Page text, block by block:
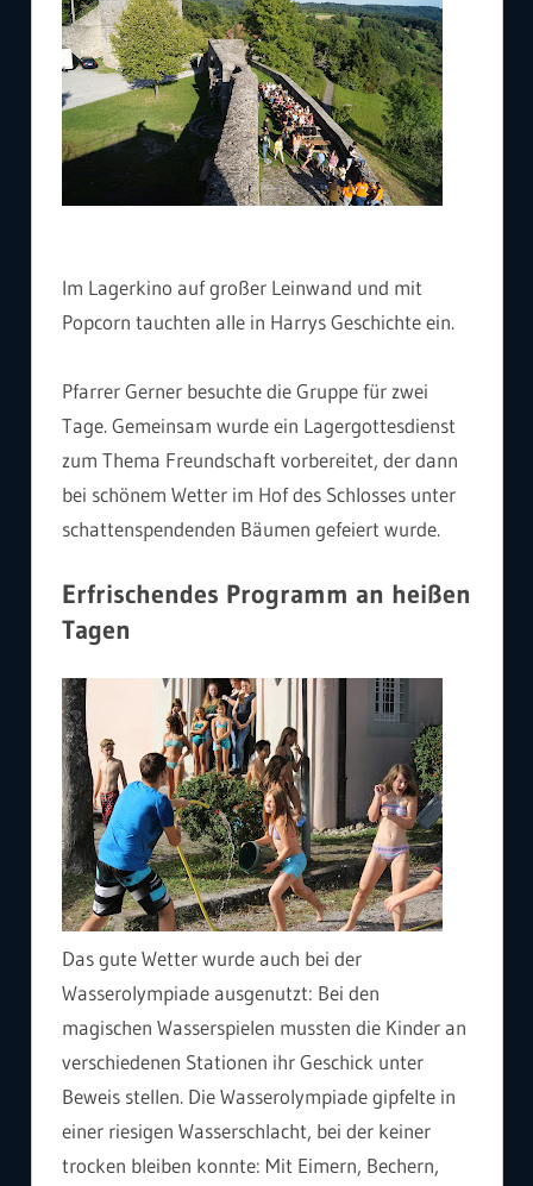
Im Lagerkino auf großer Leinwand und mit
Popcorn tauchten alle in Harrys Geschichte ein.
Pfarrer Gerner besuchte die Gruppe für zwei
Tage. Gemeinsam wurde ein Lagergottesdienst
zum Thema Freundschaft vorbereitet, der dann
bei schönem Wetter im Hof des Schlosses unter
schattenspendenden Bäumen gefeiert wurde.
Erfrischendes Programm an heißen
Tagen
Das gute Wetter wurde auch bei der
Wasserolympiade ausgenutzt: Bei den
magischen Wasserspielen mussten die Kinder an
verschiedenen Stationen ihr Geschick unter
Beweis stellen. Die Wasserolympiade gipfelte in
einer riesigen Wasserschlacht, bei der keiner
trocken bleiben konnte: Mit Eimern, Bechern,